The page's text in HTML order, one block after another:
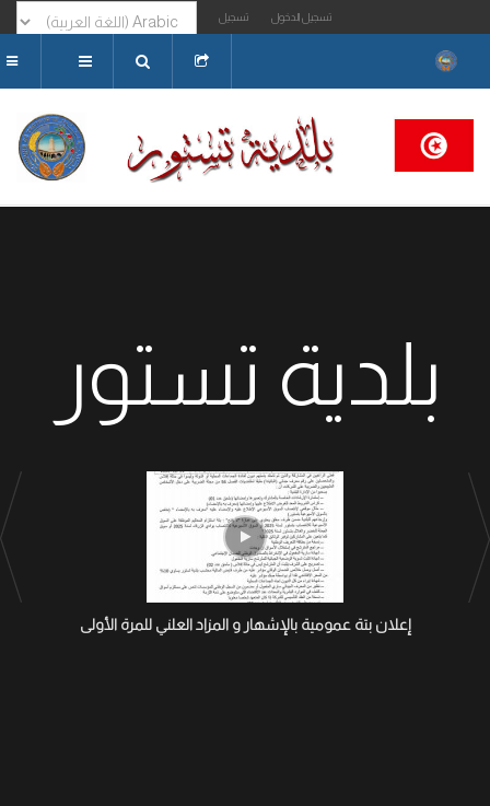
تسجيل الدخول تسجيل
البحث...
بلدية تستور
إعلان بتة عمومية بالإشهار و المزاد العلني للمرة الأولى